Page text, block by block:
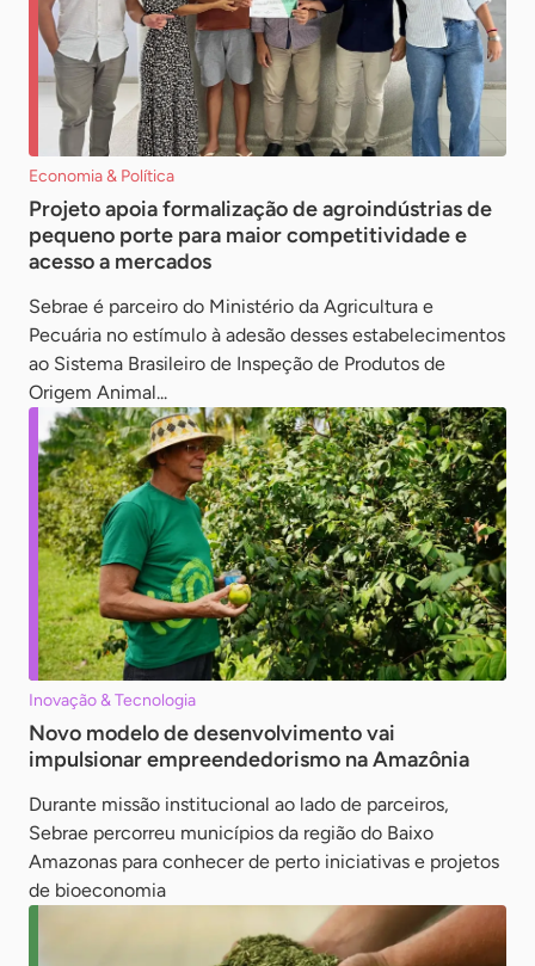
Economia & Política
Projeto apoia formalização de agroindústrias de
pequeno porte para maior competitividade e
acesso a mercados
Sebrae é parceiro do Ministério da Agricultura e
Pecuária no estímulo à adesão desses estabelecimentos
ao Sistema Brasileiro de Inspeção de Produtos de
Origem Animal...
Inovação & Tecnologia
Novo modelo de desenvolvimento vai
impulsionar empreendedorismo na Amazônia
Durante missão institucional ao lado de parceiros,
Sebrae percorreu municípios da região do Baixo
Amazonas para conhecer de perto iniciativas e projetos
de bioeconomia